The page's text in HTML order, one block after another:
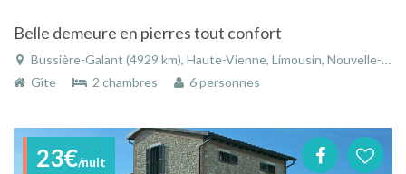
Belle demeure en pierres tout confort
Bussière-Galant (4929 km), Haute-Vienne, Limousin, Nouvelle-Aquitaine, France
Gîte
2 chambres 6 personnes
23€/nuit